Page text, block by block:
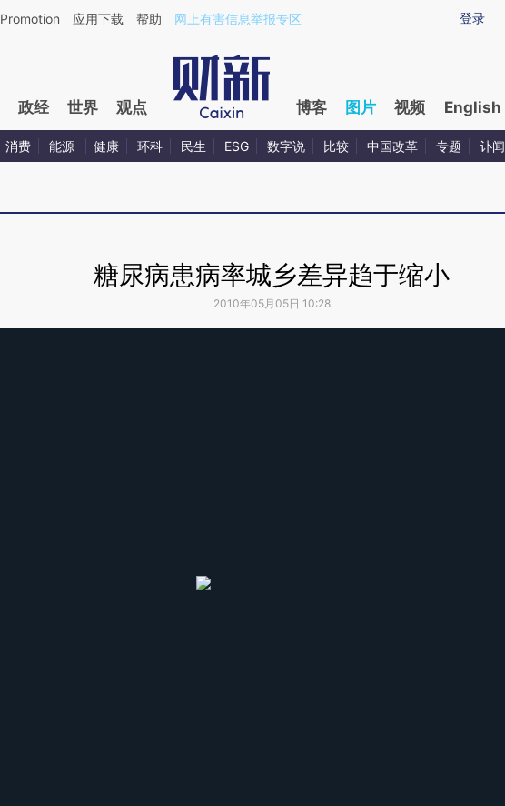
登录
Promotion 应用下载 帮助 网上有害信息举报专区
政经 世界 观点 博客 图片 视频 English
消费 能源 健康 环科 民生 ESG 数字说 比较 中国改革 专题 讣闻
糖尿病患病率城乡差异趋于缩小
2010年05月05日 10:28